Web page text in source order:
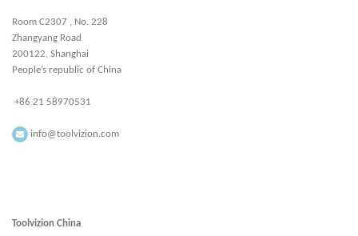
Room C2307 , No. 228
Zhangyang Road
200122, Shanghai
People’s republic of China
+86 21 58970531
info@toolvizion.com
Toolvizion China